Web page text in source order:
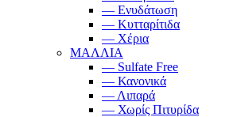
— Ενυδάτωση
— Κυτταρίτιδα
— Χέρια
ΜΑΛΛΙΑ
— Sulfate Free
— Κανονικά
— Λιπαρά
— Χωρίς Πιτυρίδα